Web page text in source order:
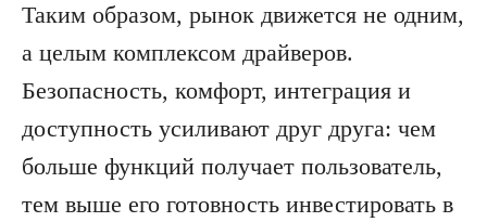
Таким образом, рынок движется не одним,
а целым комплексом драйверов.
Безопасность, комфорт, интеграция и
доступность усиливают друг друга: чем
больше функций получает пользователь,
тем выше его готовность инвестировать в